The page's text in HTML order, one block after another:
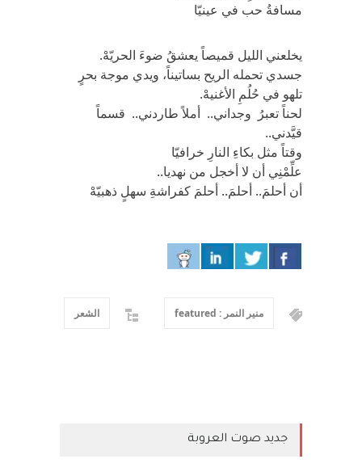
مسافةُ حب في عينيّا
يخلعني الليل قميصاً يعشقُ ضوءَ الحريّهْ.
جسدي تحمله الريح بساتيناً، ويدي موجة بحرٍ
تلهو في حُلُمِ الأغنيهْ.
لحناً تعبرُ وجداني.. أملاً طاردني.. قسماً
قيَّدني..
وقتاً مثل بكاءِ النارِ خرافيّا
علِّمْنِي أن لا أخجل من نهديا..
أن أحلمَ.. أحلمَ.. أحلمَ كفراشةِ سهلٍ ذهبيّهْ
منير النمر : featured الشعر
جديد صوت العروبة